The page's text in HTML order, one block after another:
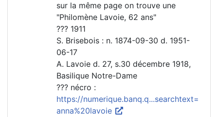
sur la même page on trouve une
"Philomène Lavoie, 62 ans"
??? 1911
S. Brisebois : n. 1874-09-30 d. 1951-
06-17
A. Lavoie d. 27, s.30 décembre 1918,
Basilique Notre-Dame
??? nécro :
https://numerique.banq.q...searchtext=
anna%20lavoie